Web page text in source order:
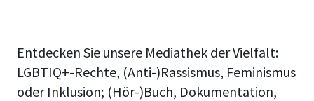
Entdecken Sie unsere Mediathek der Vielfalt:
LGBTIQ+-Rechte, (Anti-)Rassismus, Feminismus
oder Inklusion; (Hör-)Buch, Dokumentation,